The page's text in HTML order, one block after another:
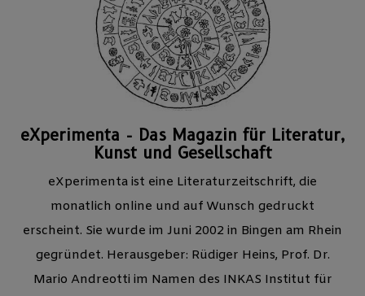
eXperimenta - Das Magazin für Literatur,
Kunst und Gesellschaft
eXperimenta ist eine Literaturzeitschrift, die
monatlich online und auf Wunsch gedruckt
erscheint. Sie wurde im Juni 2002 in Bingen am Rhein
gegründet. Herausgeber: Rüdiger Heins, Prof. Dr.
Mario Andreotti im Namen des INKAS Institut für